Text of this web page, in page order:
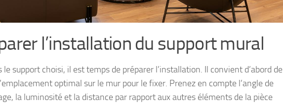
l’installation du support mural
le support choisi, il est temps de préparer l’installation. Il convient d’abord de
optimal sur le mur pour le fixer. Prenez en compte l’angle de
la luminosité et la distance par rapport aux autres éléments de la pièce